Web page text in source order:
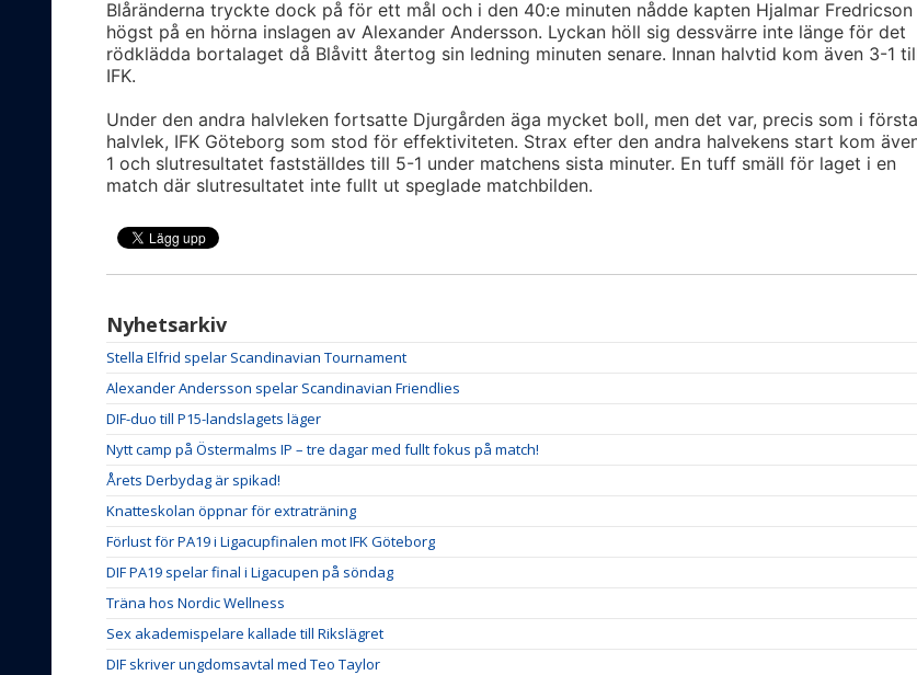
Blåränderna tryckte dock på för ett mål och i den 40:e minuten nådde kapten Hjalmar Fredricson
högst på en hörna inslagen av Alexander Andersson. Lyckan höll sig dessvärre inte länge för det
rödklädda bortalaget då Blåvitt återtog sin ledning minuten senare. Innan halvtid kom även 3-1
IFK.
Under den andra halvleken fortsatte Djurgården äga mycket boll, men det var, precis som i första
halvlek, IFK Göteborg som stod för effektiviteten. Strax efter den andra halvekens start kom
1 och slutresultatet fastställdes till 5-1 under matchens sista minuter. En tuff smäll för laget i en
match där slutresultatet inte fullt ut speglade matchbilden.
Nyhetsarkiv
Stella Elfrid spelar Scandinavian Tournament
Alexander Andersson spelar Scandinavian Friendlies
DIF-duo till P15-landslagets läger
Nytt camp på Östermalms IP – tre dagar med fullt fokus på match!
Årets Derbydag är spikad!
Knatteskolan öppnar för extraträning
Förlust för PA19 i Ligacupfinalen mot IFK Göteborg
DIF PA19 spelar final i Ligacupen på söndag
Träna hos Nordic Wellness
Sex akademispelare kallade till Rikslägret
DIF skriver ungdomsavtal med Teo Taylor